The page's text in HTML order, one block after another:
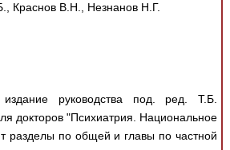
Краснов В.Н., Незнанов Н.Г.
руководства под. ред. Т.Б.
докторов "Психиатрия. Национальное
разделы по общей и главы по частной